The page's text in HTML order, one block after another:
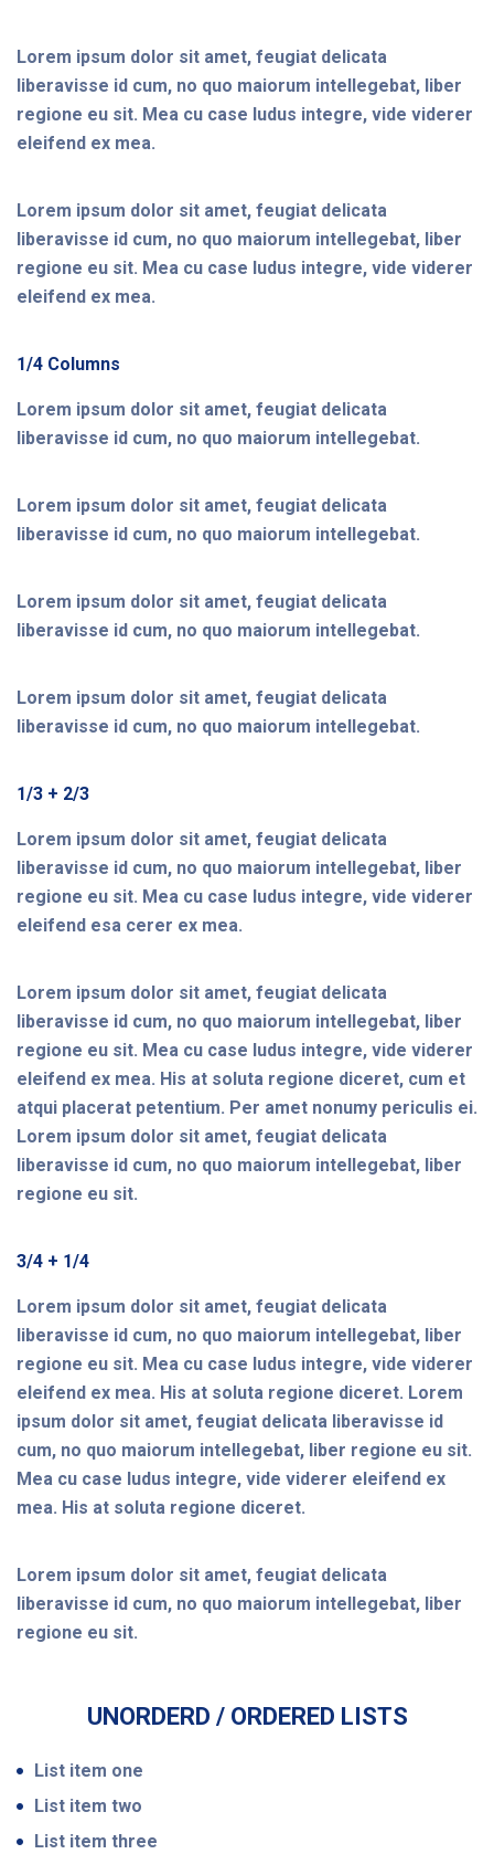
Lorem ipsum dolor sit amet, feugiat delicata
liberavisse id cum, no quo maiorum intellegebat, liber
regione eu sit. Mea cu case ludus integre, vide viderer
eleifend ex mea.
Lorem ipsum dolor sit amet, feugiat delicata
liberavisse id cum, no quo maiorum intellegebat, liber
regione eu sit. Mea cu case ludus integre, vide viderer
eleifend ex mea.
1/4 Columns
Lorem ipsum dolor sit amet, feugiat delicata
liberavisse id cum, no quo maiorum intellegebat.
Lorem ipsum dolor sit amet, feugiat delicata
liberavisse id cum, no quo maiorum intellegebat.
Lorem ipsum dolor sit amet, feugiat delicata
liberavisse id cum, no quo maiorum intellegebat.
Lorem ipsum dolor sit amet, feugiat delicata
liberavisse id cum, no quo maiorum intellegebat.
1/3 + 2/3
Lorem ipsum dolor sit amet, feugiat delicata
liberavisse id cum, no quo maiorum intellegebat, liber
regione eu sit. Mea cu case ludus integre, vide viderer
eleifend esa cerer ex mea.
Lorem ipsum dolor sit amet, feugiat delicata
liberavisse id cum, no quo maiorum intellegebat, liber
regione eu sit. Mea cu case ludus integre, vide viderer
eleifend ex mea. His at soluta regione diceret, cum et
atqui placerat petentium. Per amet nonumy periculis ei.
Lorem ipsum dolor sit amet, feugiat delicata
liberavisse id cum, no quo maiorum intellegebat, liber
regione eu sit.
3/4 + 1/4
Lorem ipsum dolor sit amet, feugiat delicata
liberavisse id cum, no quo maiorum intellegebat, liber
regione eu sit. Mea cu case ludus integre, vide viderer
eleifend ex mea. His at soluta regione diceret. Lorem
ipsum dolor sit amet, feugiat delicata liberavisse id
cum, no quo maiorum intellegebat, liber regione eu sit.
Mea cu case ludus integre, vide viderer eleifend ex
mea. His at soluta regione diceret.
Lorem ipsum dolor sit amet, feugiat delicata
liberavisse id cum, no quo maiorum intellegebat, liber
regione eu sit.
UNORDERD / ORDERED LISTS
List item one
List item two
List item three